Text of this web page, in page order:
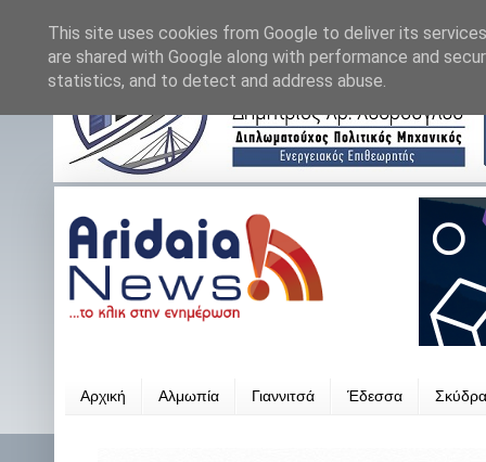
Αρχική Αλμωπία Γιαννιτσά Έδεσσα Σκύδρα
This site uses cookies from Google to deliver its
are shared with Google along with performance and
statistics, and to detect and address abuse.